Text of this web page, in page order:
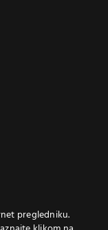
pregledniku.